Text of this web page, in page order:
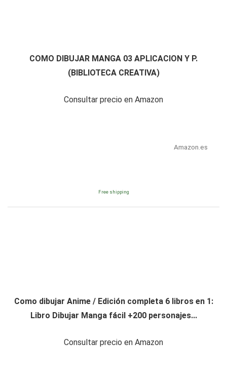
COMO DIBUJAR MANGA 03 APLICACION Y P.
(BIBLIOTECA CREATIVA)
Consultar precio en Amazon
Amazon.es
Free shipping
Como dibujar Anime / Edición completa 6 libros en 1:
Libro Dibujar Manga fácil +200 personajes...
Consultar precio en Amazon